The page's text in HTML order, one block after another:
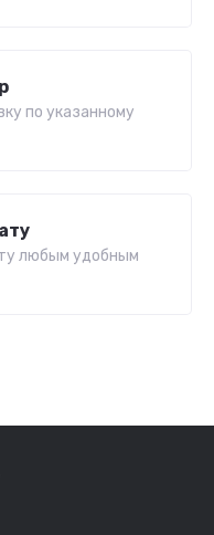
по указанному
любым удобным